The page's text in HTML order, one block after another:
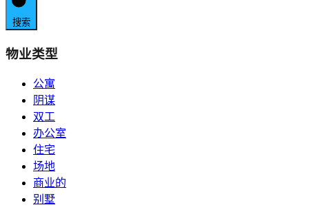
搜索
物业类型
公寓
阴谋
双工
办公室
住宅
场地
商业的
别墅